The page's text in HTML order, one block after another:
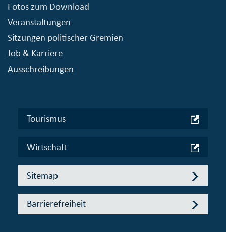
Fotos zum Download
Veranstaltungen
Sitzungen politischer Gremien
Job & Karriere
Ausschreibungen
Tourismus
Wirtschaft
Sitemap
Barrierefreiheit